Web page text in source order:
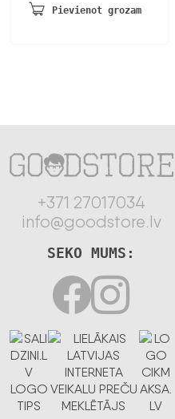
Pievienot grozam
+371 27017034
info@goodstore.lv
SEKO MUMS: